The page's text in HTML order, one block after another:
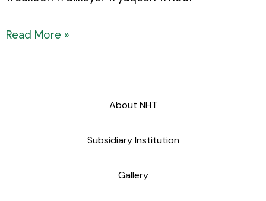
Read More »
About NHT
Subsidiary Institution
Gallery